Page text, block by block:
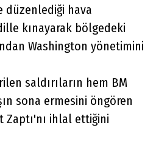
düzenlediği hava
kınayarak bölgedeki
Washington yönetimini
saldırıların hem BM
sona ermesini öngören
Zaptı'nı ihlal ettiğini